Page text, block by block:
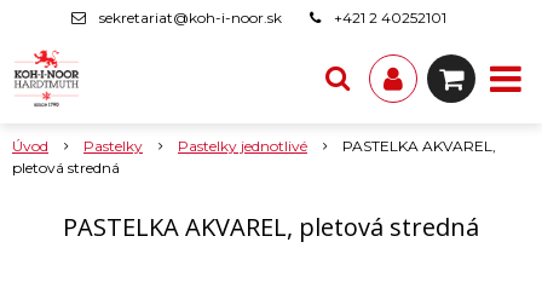
sekretariat@koh-i-noor.sk +421 2 40252101
Úvod Pastelky Pastelky jednotlivé
PASTELKA AKVAREL,
pletová stredná
PASTELKA AKVAREL, pletová stredná